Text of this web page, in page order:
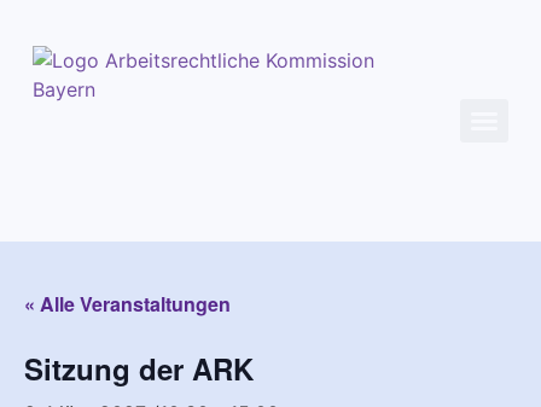
« Alle Veranstaltungen
Sitzung der ARK